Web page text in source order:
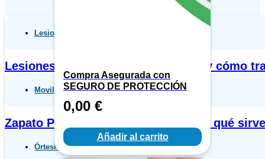
Compra Asegurada con
SEGURO DE PROTECCIÓN
0,00 €
Añadir al carrito
Lesiones
Lesiones de hombro más comunes y cómo
Movilidad
Zapato PostQuirúrgico: qué es, para qué
Órtesis